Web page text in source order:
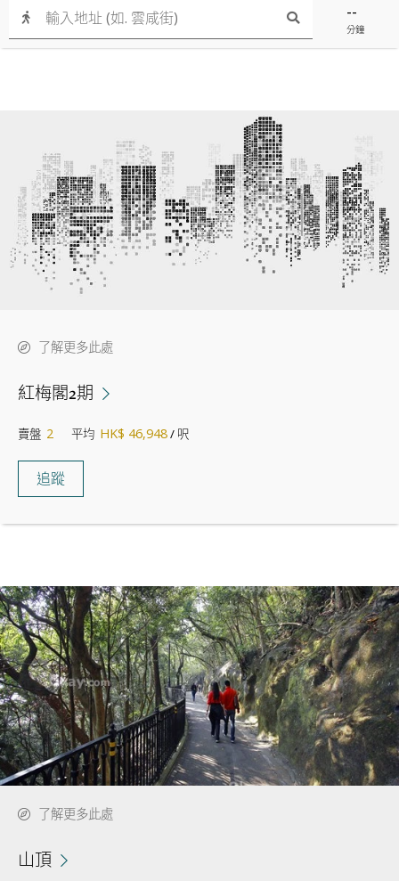
--
分鐘
了解更多此處
紅梅閣2期
賣盤 2 平均 HK$ 46,948/ 呎
追蹤
了解更多此處
山頂